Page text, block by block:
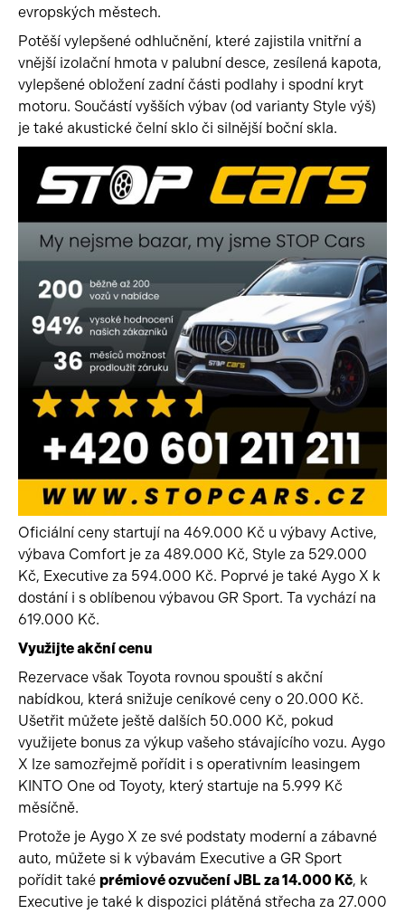
evropských městech.
Potěší vylepšené odhlučnění, které zajistila vnitřní a
vnější izolační hmota v palubní desce, zesílená kapota,
vylepšené obložení zadní části podlahy i spodní kryt
motoru. Součástí vyšších výbav (od varianty Style výš)
je také akustické čelní sklo či silnější boční skla.
Oficiální ceny startují na 469.000 Kč u výbavy Active,
výbava Comfort je za 489.000 Kč, Style za 529.000
Kč, Executive za 594.000 Kč. Poprvé je také Aygo X k
dostání i s oblíbenou výbavou GR Sport. Ta vychází na
619.000 Kč.
Využijte akční cenu
Rezervace však Toyota rovnou spouští s akční
nabídkou, která snižuje ceníkové ceny o 20.000 Kč.
Ušetřit můžete ještě dalších 50.000 Kč, pokud
využijete bonus za výkup vašeho stávajícího vozu. Aygo
X lze samozřejmě pořídit i s operativním leasingem
KINTO One od Toyoty, který startuje na 5.999 Kč
měsíčně.
Protože je Aygo X ze své podstaty moderní a zábavné
auto, můžete si k výbavám Executive a GR Sport
pořídit také prémiové ozvučení JBL za 14.000 Kč, k
Executive je také k dispozici plátěná střecha za 27.000